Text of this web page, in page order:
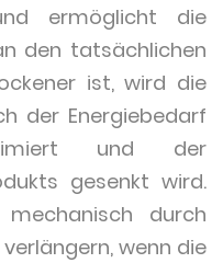
ermöglicht die
den tatsächlichen
ist, wird die
der Energiebedarf
und der
gesenkt wird.
durch
wenn die